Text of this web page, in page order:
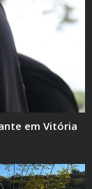
em Vitória